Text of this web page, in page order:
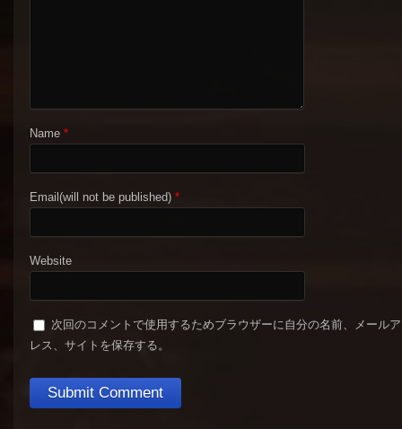
Name *
Email(will not be published) *
Website
次回のコメントで使用するためブラウザーに自分の名前、メール
レス、サイトを保存する。